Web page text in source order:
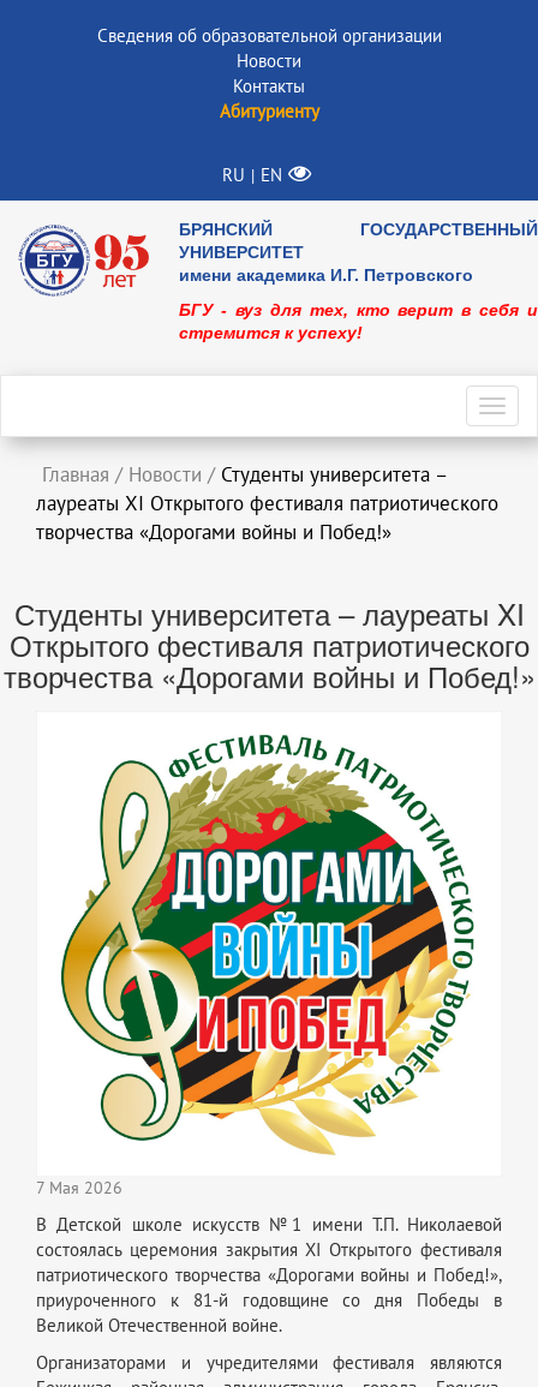
Сведения об образовательной организации
Новости
Контакты
Абитуриенту
RU | EN
БРЯНСКИЙ ГОСУДАРСТВЕННЫЙ
УНИВЕРСИТЕТ
имени академика И.Г. Петровского
БГУ - вуз для тех, кто верит в себя и
стремится к успеху!
Главная / Новости / Студенты университета –
лауреаты XI Открытого фестиваля патриотического
творчества «Дорогами войны и Побед!»
Студенты университета – лауреаты XI
Открытого фестиваля патриотического
творчества «Дорогами войны и Побед!»
7 Мая 2026
В Детской школе искусств №1 имени Т.П. Николаевой
состоялась церемония закрытия XI Открытого фестиваля
патриотического творчества «Дорогами войны и Побед!»,
приуроченного к 81-й годовщине со дня Победы в
Великой Отечественной войне.
Организаторами и учредителями фестиваля являются